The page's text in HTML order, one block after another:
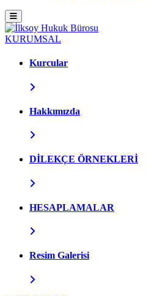
KURUMSAL
Kurcular
Hakkımızda
DİLEKÇE ÖRNEKLERİ
HESAPLAMALAR
Resim Galerisi